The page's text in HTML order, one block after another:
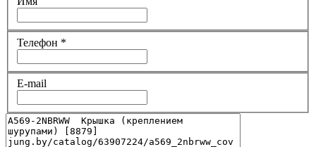
Телефон *
E-mail